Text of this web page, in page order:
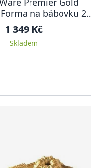
na bábovku 20
ANNIVERSARY
1 349 Kč
Skladem